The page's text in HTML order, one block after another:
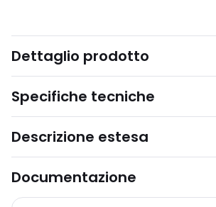
Dettaglio prodotto
Specifiche tecniche
Descrizione estesa
Documentazione